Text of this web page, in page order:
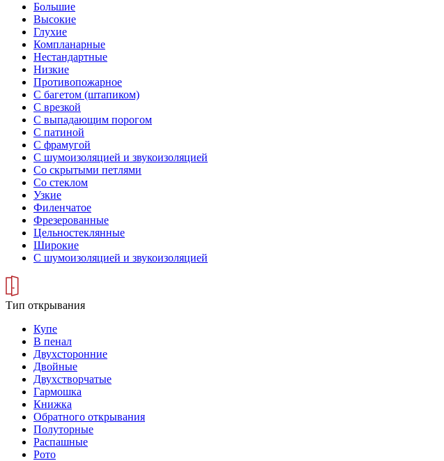
Большие
Высокие
Глухие
Компланарные
Нестандартные
Низкие
Противопожарное
С багетом (штапиком)
С врезкой
С выпадающим порогом
С патиной
С фрамугой
С шумоизоляцией и звукоизоляцией
Со скрытыми петлями
Со стеклом
Узкие
Филенчатое
Фрезерованные
Цельностеклянные
Широкие
С шумоизоляцией и звукоизоляцией
Тип открывания
Купе
В пенал
Двухсторонние
Двойные
Двухстворчатые
Гармошка
Книжка
Обратного открывания
Полуторные
Распашные
Рото